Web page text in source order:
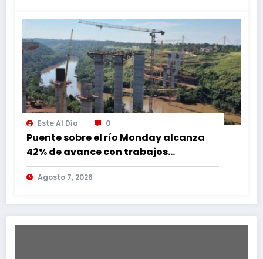
Este Al Día 0
Puente sobre el río Monday alcanza
42% de avance con trabajos
continuos
Agosto 7, 2026